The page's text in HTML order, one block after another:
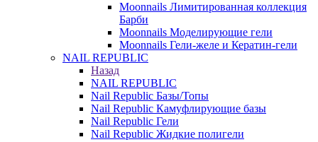
Moonnails Лимитированная коллекция
Барби
Moonnails Моделирующие гели
Moonnails Гели-желе и Кератин-гели
NAIL REPUBLIC
Назад
NAIL REPUBLIC
Nail Republic Базы/Топы
Nail Republic Камуфлирующие базы
Nail Republic Гели
Nail Republic Жидкие полигели